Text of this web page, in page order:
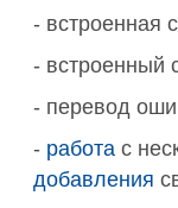
- встроенная
- встроенный
- перевод
- работа с
добавления